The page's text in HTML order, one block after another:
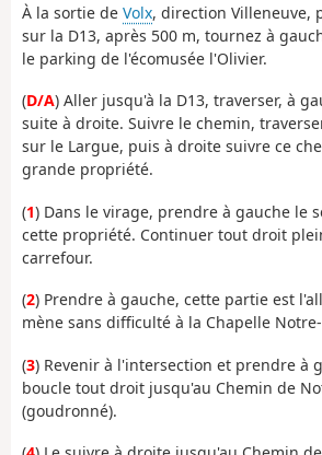
À la sortie de Volx, direction Villeneuve,
sur la D13, après 500 m, tournez à
le parking de l'écomusée l'Olivier.
(D/A) Aller jusqu'à la D13, traverser, à
suite à droite. Suivre le chemin,
sur le Largue, puis à droite suivre ce
grande propriété.
(1) Dans le virage, prendre à gauche le
cette propriété. Continuer tout droit
carrefour.
(2) Prendre à gauche, cette partie est
mène sans difficulté à la Chapelle
(3) Revenir à l'intersection et prendre à
boucle tout droit jusqu'au Chemin de
(goudronné).